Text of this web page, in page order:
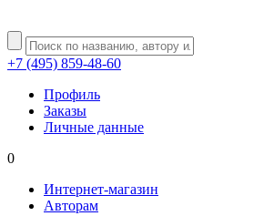
+7 (495) 859-48-60
Профиль
Заказы
Личные данные
0
Интернет-магазин
Авторам